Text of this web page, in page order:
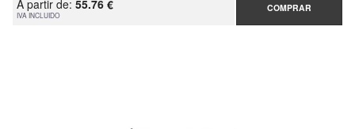
A partir de: 55.76 €
IVA INCLUIDO
COMPRAR